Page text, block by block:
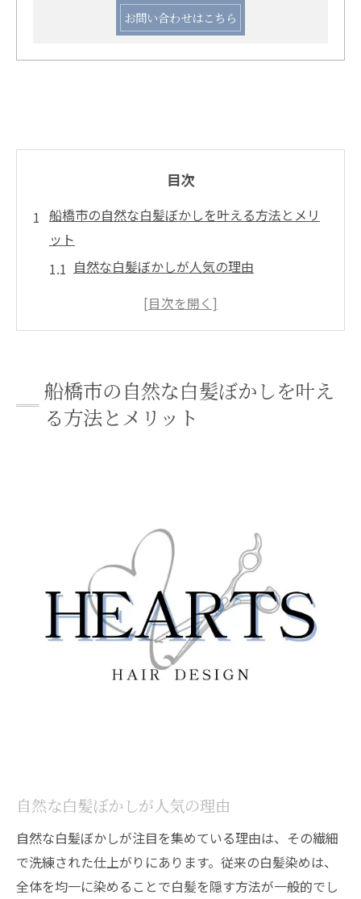
お問い合わせはこちら
目次
船橋市の自然な白髪ぼかしを叶える方法とメリ
ット
自然な白髪ぼかしが人気の理由
白髪ぼかしで得られる美しい仕上がり
白髪ぼかしで叶える理想のヘアスタイル
脱白髪染めの魅力とは？船橋市で選べる新しい
自然なカラーを作る成分の秘密
船橋市での脱白髪染め体験レポート
脱白髪染めのトレンドカラー紹介
ヘアダメージを抑えるカラーリング方法
自然な白髪ぼかしが人気！船橋市での体験談と
施術の流れ
白髪ぼかし施術のアフターケア方法
施術成功のための事前準備ポイント
白髪を健康的に美しく見せる脱白髪染めのポイ
ント
船橋市の自然な白髪ぼかしを叶え
る方法とメリット
自然な白髪ぼかしが人気の理由
自然な白髪ぼかしが注目を集めている理由は、その繊細
で洗練された仕上がりにあります。従来の白髪染めは、
全体を均一に染めることで白髪を隠す方法が一般的でし